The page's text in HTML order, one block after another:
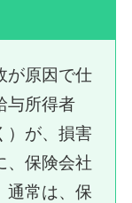
が原因で仕
与所得者
）が、損害
、保険会社
通常は、保